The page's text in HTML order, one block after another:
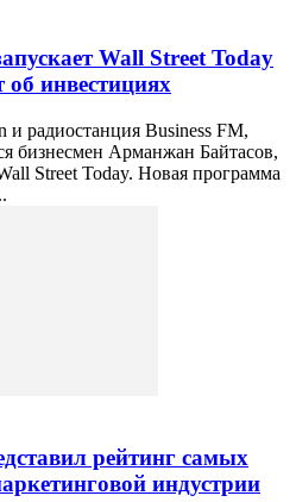
Wall Street Today
инвестициях
и радиостанция Business FM,
бизнесмен Арманжан Байтасов,
Street Today. Новая программа
рейтинг самых
индустрии